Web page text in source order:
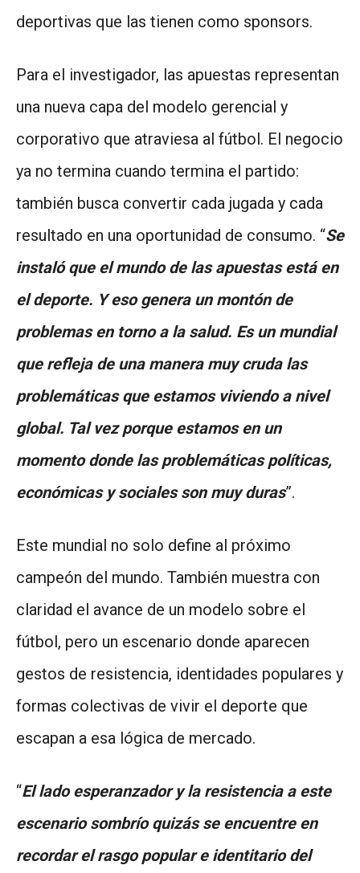
deportivas que las tienen como sponsors.
Para el investigador, las apuestas representan
una nueva capa del modelo gerencial y
corporativo que atraviesa al fútbol. El negocio
ya no termina cuando termina el partido:
también busca convertir cada jugada y cada
resultado en una oportunidad de consumo. “Se
instaló que el mundo de las apuestas está en
el deporte. Y eso genera un montón de
problemas en torno a la salud. Es un mundial
que refleja de una manera muy cruda las
problemáticas que estamos viviendo a nivel
global. Tal vez porque estamos en un
momento donde las problemáticas políticas,
económicas y sociales son muy duras”.
Este mundial no solo define al próximo
campeón del mundo. También muestra con
claridad el avance de un modelo sobre el
fútbol, pero un escenario donde aparecen
gestos de resistencia, identidades populares y
formas colectivas de vivir el deporte que
escapan a esa lógica de mercado.
“El lado esperanzador y la resistencia a este
escenario sombrío quizás se encuentre en
recordar el rasgo popular e identitario del